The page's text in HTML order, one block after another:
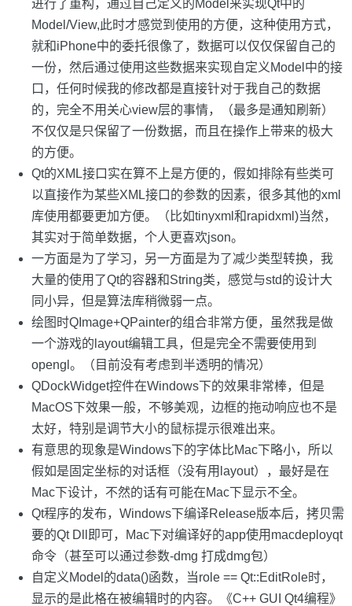
进行了重构，通过自己定义的Model来实现Qt中的
Model/View,此时才感觉到使用的方便，这种使用方式，
就和iPhone中的委托很像了，数据可以仅仅保留自己的
一份，然后通过使用这些数据来实现自定义Model中的接
口，任何时候我的修改都是直接针对于我自己的数据
的，完全不用关心view层的事情，（最多是通知刷新）
不仅仅是只保留了一份数据，而且在操作上带来的极大
的方便。
Qt的XML接口实在算不上是方便的，假如排除有些类可
以直接作为某些XML接口的参数的因素，很多其他的xml
库使用都要更加方便。（比如tinyxml和rapidxml)当然，
其实对于简单数据，个人更喜欢json。
一方面是为了学习，另一方面是为了减少类型转换，我
大量的使用了Qt的容器和String类，感觉与std的设计大
同小异，但是算法库稍微弱一点。
绘图时QImage+QPainter的组合非常方便，虽然我是做
一个游戏的layout编辑工具，但是完全不需要使用到
opengl。（目前没有考虑到半透明的情况）
QDockWidget控件在Windows下的效果非常棒，但是
MacOS下效果一般，不够美观，边框的拖动响应也不是
太好，特别是调节大小的鼠标提示很难出来。
有意思的现象是Windows下的字体比Mac下略小，所以
假如是固定坐标的对话框（没有用layout），最好是在
Mac下设计，不然的话有可能在Mac下显示不全。
Qt程序的发布，Windows下编译Release版本后，拷贝需
要的Qt Dll即可，Mac下对编译好的app使用macdeployqt
命令（甚至可以通过参数-dmg 打成dmg包）
自定义Model的data()函数，当role == Qt::EditRole时，
显示的是此格在被编辑时的内容。《C++ GUI Qt4编程》